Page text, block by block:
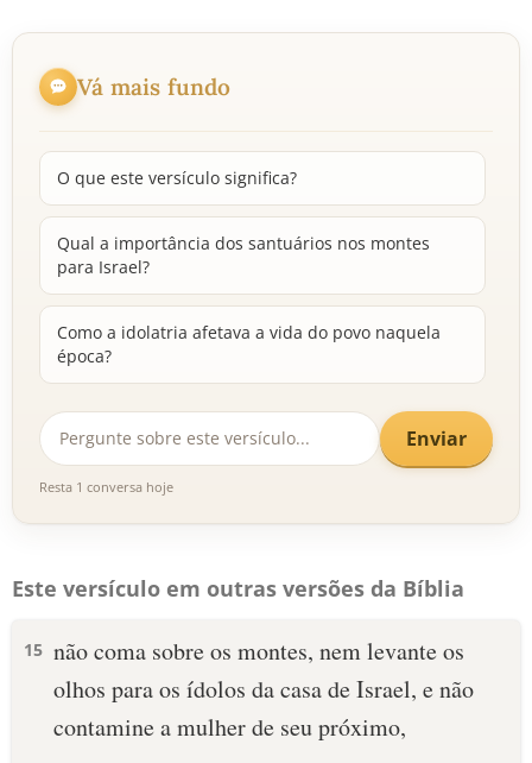
Vá mais fundo
O que este versículo significa?
Qual a importância dos santuários nos montes
para Israel?
Como a idolatria afetava a vida do povo naquela
época?
Enviar
Resta 1 conversa hoje
Este versículo em outras versões da Bíblia
15 não coma sobre os montes, nem levante os
olhos para os ídolos da casa de Israel, e não
contamine a mulher de seu próximo,